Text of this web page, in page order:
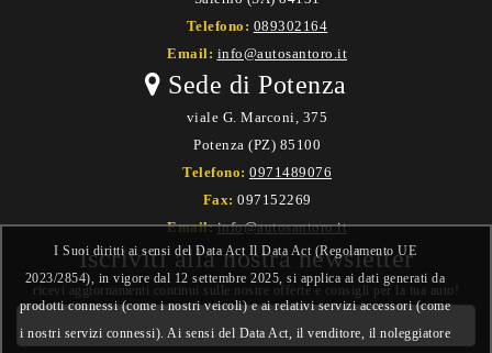
Telefono: 089302164
Email: info@autosantoro.it
Sede di Potenza
viale G. Marconi, 375
Potenza (PZ) 85100
Telefono: 0971489076
Fax: 097152269
Email:info@autosantoro.it
Iscriviti alla nostra newsletter
ricevi aggiornamenti continui sulle nostre offerte e consigli per la tua auto!
I Suoi diritti ai sensi del Data Act Il Data Act (Regolamento UE
2023/2854), in vigore dal 12 settembre 2025, si applica ai dati generati da
prodotti connessi (come i nostri veicoli) e ai relativi servizi accessori (come
i nostri servizi connessi). Ai sensi del Data Act, il venditore, il noleggiatore